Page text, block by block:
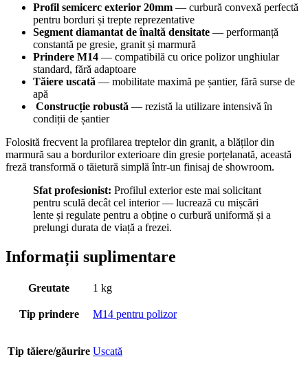
Profil semicerc exterior 20mm — curbură convexă perfectă
pentru borduri și trepte reprezentative
Segment diamantat de înaltă densitate — performanță
constantă pe gresie, granit și marmură
Prindere M14 — compatibilă cu orice polizor unghiular
standard, fără adaptoare
Tăiere uscată — mobilitate maximă pe șantier, fără surse de
apă
Construcție robustă — rezistă la utilizare intensivă în
condiții de șantier
Folosită frecvent la profilarea treptelor din granit, a blăților din
marmură sau a bordurilor exterioare din gresie porțelanată, această
freză transformă o tăietură simplă într-un finisaj de showroom.
Sfat profesionist: Profilul exterior este mai solicitant
pentru sculă decât cel interior — lucrează cu mișcări
lente și regulate pentru a obține o curbură uniformă și a
prelungi durata de viață a frezei.
Informații suplimentare
Greutate 1 kg
Tip prindere M14 pentru polizor
Tip tăiere/găurire Uscată